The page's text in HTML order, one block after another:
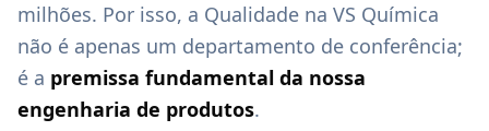
milhões. Por isso, a Qualidade na VS Química
não é apenas um departamento de conferência;
é a premissa fundamental da nossa
engenharia de produtos.